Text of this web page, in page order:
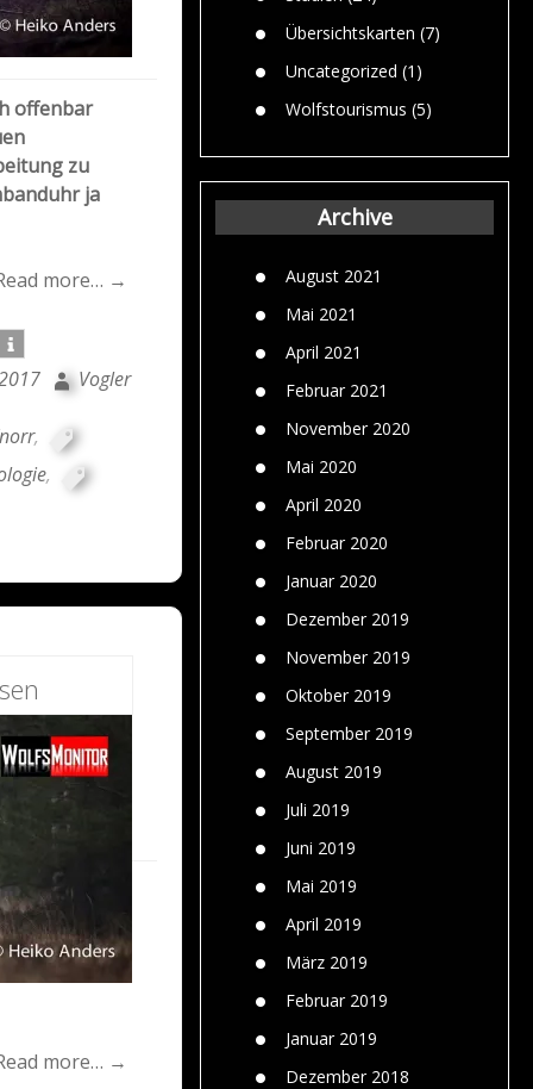
Übersichtskarten (7)
Uncategorized (1)
Wolfstourismus (5)
Archive
August 2021
Mai 2021
April 2021
Februar 2021
November 2020
Mai 2020
April 2020
Februar 2020
Januar 2020
Dezember 2019
November 2019
Oktober 2019
September 2019
August 2019
Juli 2019
Juni 2019
Mai 2019
April 2019
März 2019
Februar 2019
Januar 2019
Dezember 2018
offenbar
zu
ja
more… →
Vogler
,
,
more… →